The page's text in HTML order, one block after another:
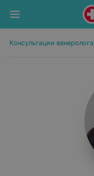
Консультации венеролога